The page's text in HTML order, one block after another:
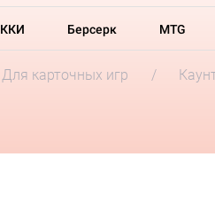
ККИ Берсерк MTG
Для карточных игр